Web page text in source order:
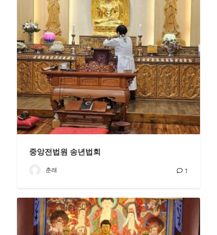
중앙전법원 송년법회
춘래 1